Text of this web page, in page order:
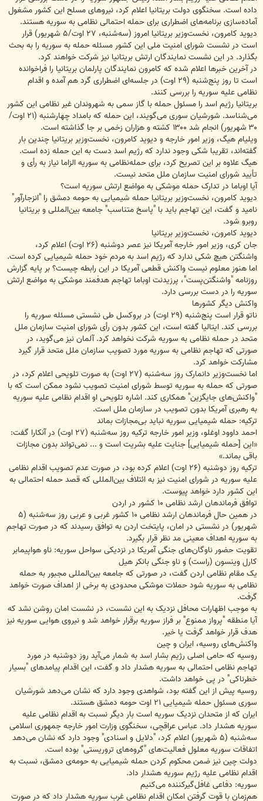
داده است. سخنگوی دولت بریتانیا اعلام کرد، نیروهای مسلح این کشور مشغول
آماده‌سازی برنامه‌های اضطراری برای حمله احتمالی نظامی به سوریه هستند.
دیوید کامرون، نخست‌وزیر بریتانیا امروز (سه‌شنبه، ۲۷ اوت/۵ شهریور) قرار
است در نشست شورای امنیت ملی این کشور مسئله حمله به سوریه را به بحث
بگذارد. در این نشست نمایندگان ارتش بریتانیا نیز شرکت خواهند کرد.
در آخرین خبرها اعلام شده که کامرون نمایندگان پارلمان بریتانیا را فراخوانده
است تا روز پنج‌شنبه (۲۹ اوت) در جلسه‌ای اضطراری گرد هم آمده و اقدام
نظامی علیه سوریه را بررسی کنند.
بریتانیا رژیم اسد را مسئول حمله با گاز سمی به شهروندان غیر نظامی این کشور
می‌شناسد. شورشیان سوری می‌گویند، این حمله که بامداد چهارشنبه (۲۱ اوت/
۳۰ شهریور) انجام شد ۱۳۰۰ کشته و هزاران زخمی بر جا گذاشته است.
ویلیام هیگ، وزیر امور خارجه و دیوید کامرون، نخست‌وزیر بریتانیا چندین بار
گفته‌اند، تقریبا شکی وجود ندارد که رژیم اسد دست به این حمله زده است.
هیگ علاوه بر این تصریح کرد، برای حمله‌نظامی به سوریه الزاما نیاز به رأی و
تأیید شورای امنیت سازمان ملل متحد نیست.
آیا اوباما در تدارک حمله موشکی به مواضع ارتش سوریه است؟
دیوید کامرون، نخست‌وزیر بریتانیا حمله شیمیایی به حومه دمشق را "انزجارآور"
نامید و گفت، این تهاجم باید با "پاسخ متناسب" جامعه بین‌المللی و بریتانیا
روبرو شود.
دیوید کامرون، نخست‌وزیر بریتانیا
جان کری، وزیر امور خارجه آمریکا نیز عصر دوشنبه (۲۶ اوت) اعلام کرد،
واشنگتن هیچ شکی ندارد که رژیم اسد به مردم خود حمله شیمیایی کرده است.
اما هنوز معلوم نیست واکنش قطعی آمریکا در این رابطه چیست؟ بر پایه گزارش
روزنامه "واشنگتن‌پست"، پرزیدنت اوباما تهاجم هدفمند موشکی به مواضع ارتش
سوریه را در دست بررسی دارد.
واکنش دیگر کشورها
ناتو قرار است پنج‌شنبه (۲۹ اوت) در بروکسل طی نشستی مسئله سوریه را
بررسی کند. ایتالیا گفته است، این کشور بدون رأی شورای امنیت سازمان ملل
متحد در حمله نظامی به سوریه شرکت نخواهد کرد. آلمان نیز می‌گوید، در
صورتی که تهاجم نظامی به سوریه مورد تصویب سازمان ملل متحد قرار گیرد
مشارکت خواهد کرد.
اما نخست‌وزیر دانمارک روز سه‌شنبه (۲۷ اوت) به صورت تلویحی اعلام کرد، در
صورتی که حمله به سوریه توسط شورای امنیت تصویب نشود ممکن است که با
"واکنش‌های جایگزین" همکاری کند. اشاره تلویحی او اقدام نظامی علیه سوریه
به رهبری آمریکا بدون تصویب در سازمان ملل است.
ترکیه: حمله شیمیایی سوریه نباید بی‌مجازات بماند
احمد داوود اوغلو، وزیر امور خارجه ترکیه روز سه‌شنبه (۲۷ اوت) در آنکارا گفت:
«این [حمله شیمیایی] جنایت علیه بشریت است و ... نمی‌تواند بدون مجازات
باقی بماند.»
ترکیه روز دوشنبه (۲۶ اوت) اعلام کرده بود، در صورت عدم تصویب اقدام نظامی
علیه سوریه در شورای امنیت نیز به ائتلاف بین‌المللی که قصد حمله احتمالی به
این کشور دارد خواهد پیوست.
توافق فرماندهان ارشد نظامی ۱۰ کشور در اردن
در همین حال فرماندهان ارشد نظامی ۱۰ کشور غربی و عربی روز سه‌شنبه (۵
شهریور) در نشستی در امان، پایتخت اردن به توافق رسیدند که در صورت تهاجم
به سوریه اهداف معینی مد نظر قرار بگیرد.
تقویت حضور ناوگان‌های جنگی آمریکا در نزدیکی سواحل سوریه: ناو هواپیمابر
کارل وینسون (راست) و ناو جنگی بانکر هیل
یک مقام نظامی اردن گفت، در صورتی که جامعه بین‌المللی مجبور به حمله
نظامی به سوریه شود حملات موشکی محدودی به برخی از اهداف صورت خواهد
گرفت.
به موجب اظهارات محافل نزدیک به این نشست، در نشست امان روشن نشد که
آیا منطقه "پرواز ممنوع" بر فراز سوریه برقرار خواهد شد و نیروی هوایی سوریه نیز
هدف قرار خواهد گرفت یا خیر.
واکنش‌های روسیه، ایران و چین
روسیه که حامی اصلی رژیم بشار اسد به شمار می‌آید روز دوشنبه در مورد
تهاجم نظامی احتمالی به سوریه هشدار داد و گفت، این اقدام پیامدهای "بسیار
خطرناکی" در پی خواهد داشت.
روسیه پیش از این گفته بود، شواهدی وجود دارد که نشان می‌دهد شورشیان
سوری مسئول حمله شیمیایی ۲۱ اوت حومه دمشق هستند.
ایران که از متحدان نزدیک سوریه است بار دیگر نسبت به اقدام نظامی علیه
سوریه هشدار داد. عباس عراقچی، سخنگوی وزارت امور خارجه جمهوری اسلامی
سه‌شنبه (۵ شهریور) اعلام کرد، "دلایل و اسنادی" وجود دارد که نشان می‌دهد
اتفاقات سوریه معلول فعالیت‌های "گروه‌های تروریستی" بوده است.
دولت چین نیز ضمن محکوم کردن حمله شیمیایی به حومه‌ی دمشق، نسبت به
اقدام نظامی علیه رژیم سوریه هشدار داد.
سوریه: دفاعی غافل‌گیرکننده می‌کنیم
هم‌زمان با قوت گرفتن امکان اقدام نظامی غرب سوریه هشدار داد که در صورت